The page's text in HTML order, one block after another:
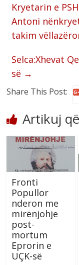
Kryetarin e
Antoni
takim
Selca:Xhevat
së →
Share This Post:
Artikuj
Fronti
Popullor
nderon me
mirënjohje
post-
mortum
Eprorin e
UÇK-së